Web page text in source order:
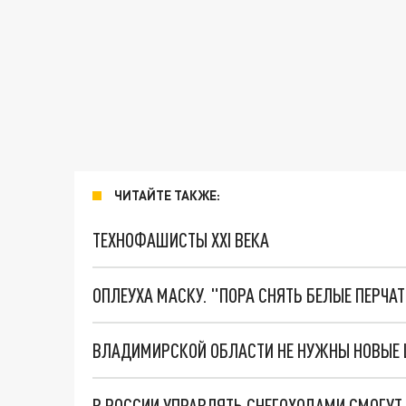
ЧИТАЙТЕ ТАКЖЕ:
ТЕХНОФАШИСТЫ XXI ВЕКА
ОПЛЕУХА МАСКУ. "ПОРА СНЯТЬ БЕЛЫЕ